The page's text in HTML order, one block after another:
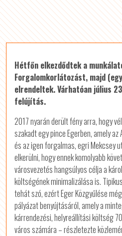
Hétfőn elkezdődtek a
Forgalomkorlátozást, majd
elrendeltek. Várhatóan július
felújítás.
2017 nyarán derült fény arra, hogy
szakadt egy pince Egerben, amely
és az igen forgalmas, egri Mekcsey
elkerülni, hogy ennek komolyabb
városvezetés hangsúlyos célja a
költségének minimalizálása is.
tehát szó, ezért Eger Közgyűlése
pályázat benyújtásáról, amely a
kárrendezési, helyreállítási költség
város számára – részletezte